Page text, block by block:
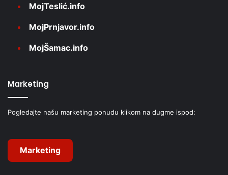
MojTeslić.info
MojPrnjavor.info
MojŠamac.info
Marketing
Pogledajte našu marketing ponudu klikom na dugme ispod:
Marketing